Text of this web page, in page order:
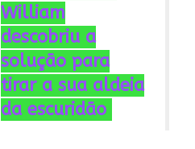
William
descobriu a
solução para
tirar a sua aldeia
da escuridão